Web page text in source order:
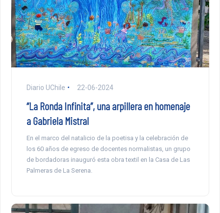
Diario UChile 22-06-2024
“La Ronda Infinita”, una arpillera en homenaje
a Gabriela Mistral
En el marco del natalicio de la poetisa y la celebración de
los 60 años de egreso de docentes normalistas, un grupo
de bordadoras inauguró esta obra textil en la Casa de Las
Palmeras de La Serena.